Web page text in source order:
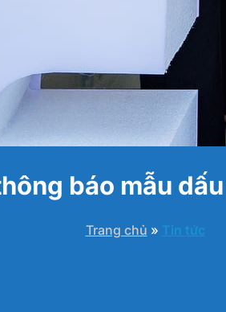
báo mẫu
Trang chủ » Tin tức